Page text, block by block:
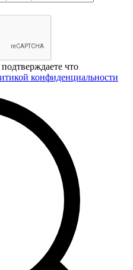
что
конфиденциальности